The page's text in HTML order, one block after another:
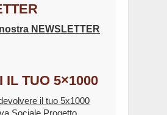
NEWSLETTER
IL TUO 5×1000
il tuo 5x1000
Sociale Progetto